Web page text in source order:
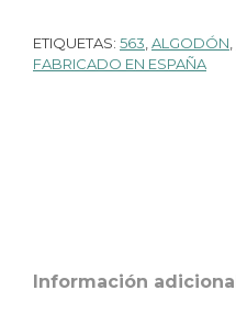
ETIQUETAS: 563,ALGODÓN,
FABRICADO EN ESPAÑA
Información adicional